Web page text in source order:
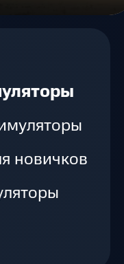
новичков